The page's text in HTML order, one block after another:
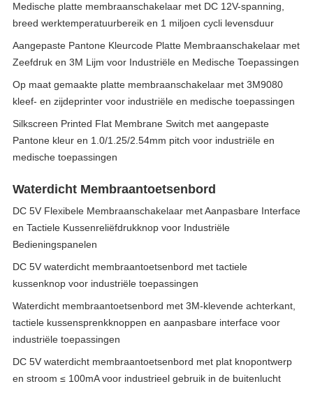
Medische platte membraanschakelaar met DC 12V-spanning,
breed werktemperatuurbereik en 1 miljoen cycli levensduur
Aangepaste Pantone Kleurcode Platte Membraanschakelaar met
Zeefdruk en 3M Lijm voor Industriële en Medische Toepassingen
Op maat gemaakte platte membraanschakelaar met 3M9080
kleef- en zijdeprinter voor industriële en medische toepassingen
Silkscreen Printed Flat Membrane Switch met aangepaste
Pantone kleur en 1.0/1.25/2.54mm pitch voor industriële en
medische toepassingen
Waterdicht Membraantoetsenbord
DC 5V Flexibele Membraanschakelaar met Aanpasbare Interface
en Tactiele Kussenreliëfdrukknop voor Industriële
Bedieningspanelen
DC 5V waterdicht membraantoetsenbord met tactiele
kussenknop voor industriële toepassingen
Waterdicht membraantoetsenbord met 3M-klevende achterkant,
tactiele kussensprenkknoppen en aanpasbare interface voor
industriële toepassingen
DC 5V waterdicht membraantoetsenbord met plat knopontwerp
en stroom ≤ 100mA voor industrieel gebruik in de buitenlucht